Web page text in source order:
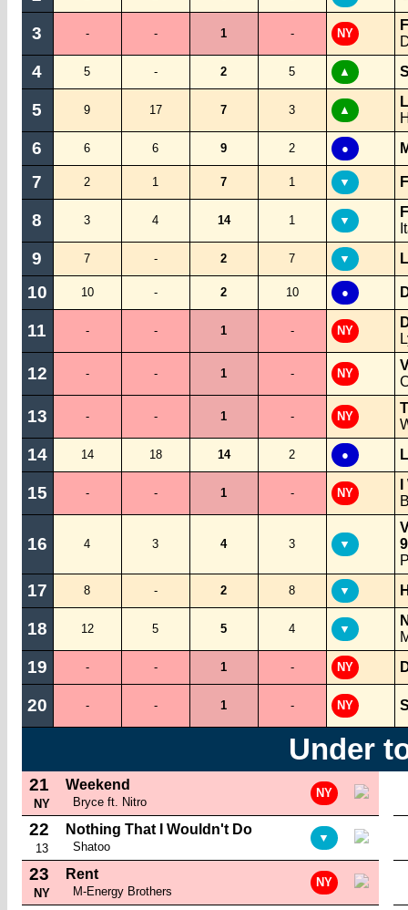
3 - - 1 - NY
4 5 - 2 5 ▲
5 9 17 7 3 ▲
6 6 6 9 2 ●
7 2 1 7 1 ▼
8 3 4 14 1 ▼
9 7 - 2 7 ▼
10 10 - 2 10 ●
11 - - 1 - NY
12 - - 1 - NY
13 - - 1 - NY
14 14 18 14 2 ●
15 - - 1 - NY
16 4 3 4 3 ▼
17 8 - 2 8 ▼
18 12 5 5 4 ▼
19 - - 1 - NY
20 - - 1 - NY
Under
21
NY
Weekend
Bryce ft. Nitro
NY
22
13
Nothing That I Wouldn't Do
Shatoo
▼
23
NY
Rent
M-Energy Brothers
NY